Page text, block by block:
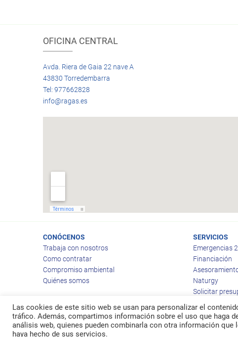
OFICINA CENTRAL
Avda. Riera de Gaia 22 nave A
43830 Torredembarra
Tel: 977662828
info@ragas.es
CONÓCENOS
Trabaja con nosotros
Como contratar
Compromiso ambiental
Quiénes somos
SERVICIOS
Emergencias
Financiación
Naturgy
Solicitar
© 2026Ragas
Las cookies de este sitio web se usan para personalizar el
tráfico. Además, compartimos información sobre el uso que haga
análisis web, quienes pueden combinarla con otra información
haya hecho de sus servicios.